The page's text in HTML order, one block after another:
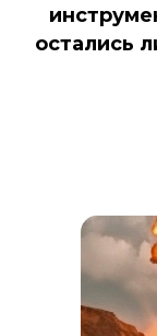
остались